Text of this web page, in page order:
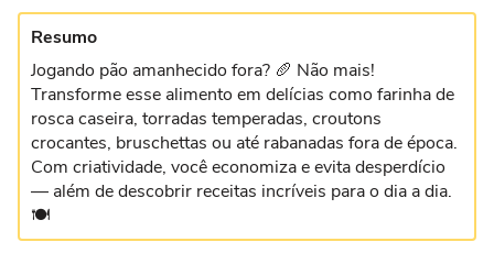
Resumo
Jogando pão amanhecido fora? 🥖 Não mais!
Transforme esse alimento em delícias como farinha de
rosca caseira, torradas temperadas, croutons
crocantes, bruschettas ou até rabanadas fora de época.
Com criatividade, você economiza e evita desperdício
— além de descobrir receitas incríveis para o dia a dia.
🍽️